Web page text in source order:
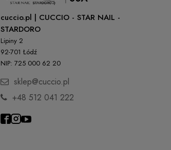
cuccio.pl | CUCCIO - STAR NAIL -
STARDORO
Lipiny 2
92-701 Łódź
NIP: 725 000 62 20
sklep@cuccio.pl
+48 512 041 222